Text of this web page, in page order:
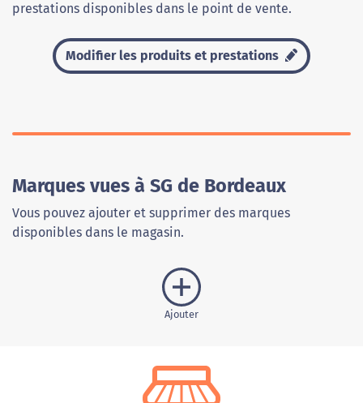
prestations disponibles dans le point de vente.
Modifier les produits et prestations
Marques vues à SG de Bordeaux
Vous pouvez ajouter et supprimer des marques
disponibles dans le magasin.
Ajouter